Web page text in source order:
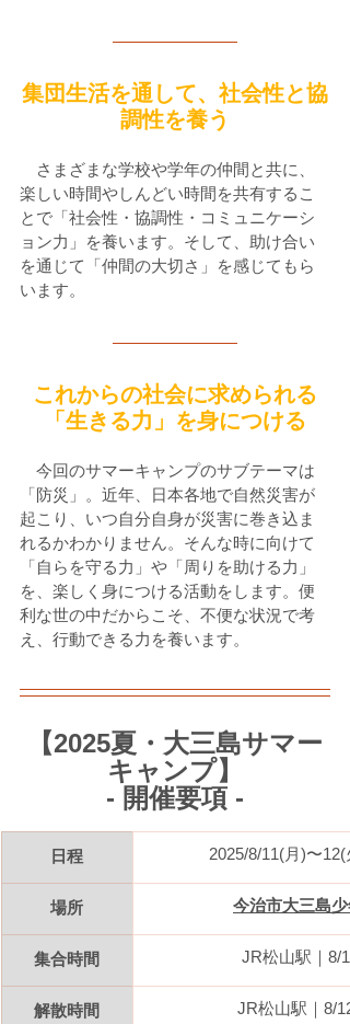
集団生活を通して、社会性と協
調性を養う
さまざまな学校や学年の仲間と共に、
楽しい時間やしんどい時間を共有するこ
とで「社会性・協調性・コミュニケーシ
ョン力」を養います。そして、助け合い
を通じて「仲間の大切さ」を感じてもら
います。
これからの社会に求められる
「生きる力」を身につける
今回のサマーキャンプのサブテーマは
「防災」。近年、日本各地で自然災害が
起こり、いつ自分自身が災害に巻き込ま
れるかわかりません。そんな時に向けて
「自らを守る力」や「周りを助ける力」
を、楽しく身につける活動をします。便
利な世の中だからこそ、不便な状況で考
え、行動できる力を養います。
【2025夏・大三島サマー
キャンプ】
- 開催要項 -
日程 2025/8/11(月)〜12(
場所 今治市大三島少
集合時間 JR松山駅｜8/
解散時間 JR松山駅｜8/